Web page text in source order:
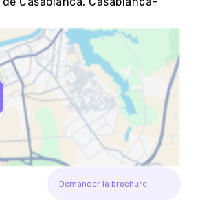
Demander la brochure